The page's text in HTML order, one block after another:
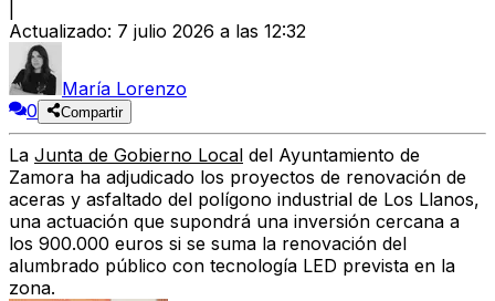
Actualizado: 7 julio 2026 a las 12:32
María Lorenzo
0
Compartir
La Junta de Gobierno Local del Ayuntamiento de
Zamora ha adjudicado los proyectos de renovación de
aceras y asfaltado del polígono industrial de Los Llanos,
una actuación que supondrá una inversión cercana a
los 900.000 euros si se suma la renovación del
alumbrado público con tecnología LED prevista en la
zona.